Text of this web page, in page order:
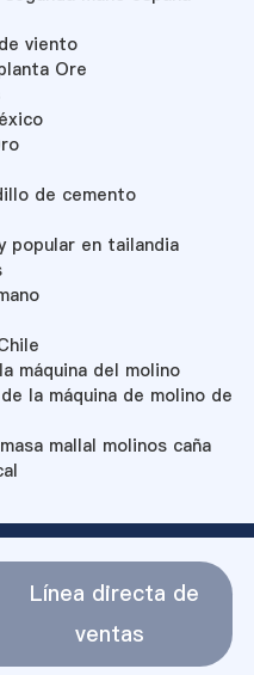
viento
Ore
de cemento
popular en tailandia
máquina del molino
la máquina de molino de
mallal molinos caña
Línea directa de
ventas